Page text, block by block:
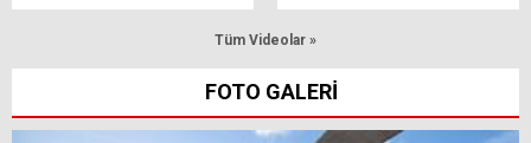
Tüm Videolar »
FOTO GALERİ